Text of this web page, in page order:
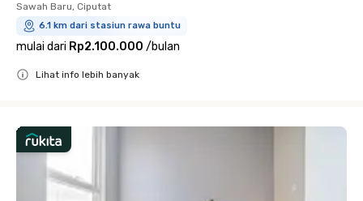
Sawah Baru, Ciputat
6.1 km dari stasiun rawa buntu
mulai dari Rp2.100.000 /bulan
Lihat info lebih banyak